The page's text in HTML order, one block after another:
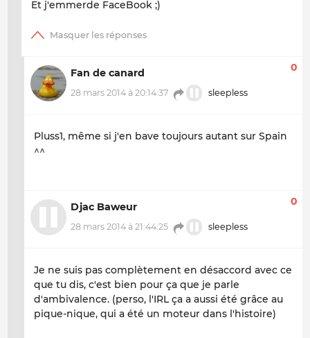
Et j'emmerde FaceBook ;)
Fan de canard
28 mars 2014 à 20:14:37 sleepless
0
Pluss1, même si j'en bave toujours autant sur Spain
^^
Djac Baweur
28 mars 2014 à 21:44:25 sleepless
0
Je ne suis pas complètement en désaccord avec ce
que tu dis, c'est bien pour ça que je parle
d'ambivalence. (perso, l'IRL ça a aussi été grâce au
pique-nique, qui a été un moteur dans l'histoire)